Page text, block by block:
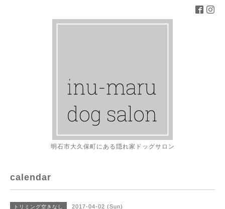
明石市大久保町にある隠れ家ドッグサロン
calendar
トリミング空きなし 2017-04-02 (Sun)